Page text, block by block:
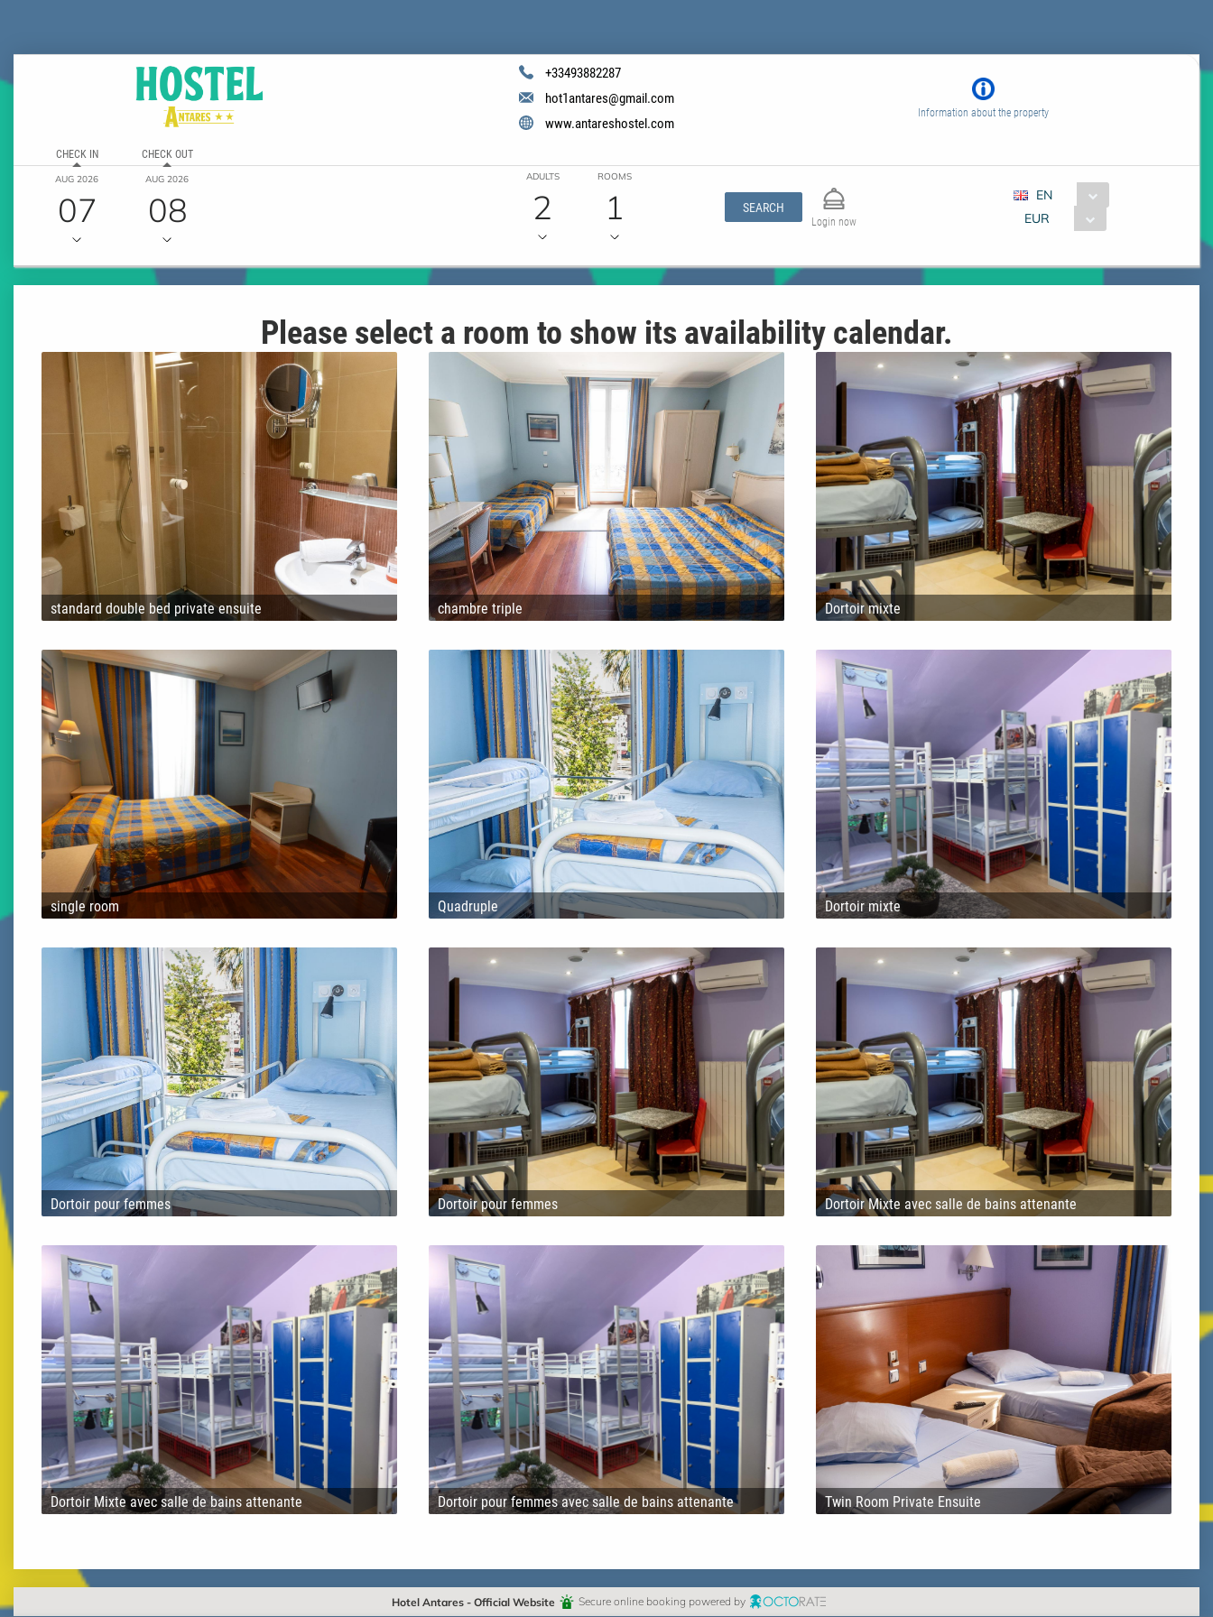
+33493882287
hot1antares@gmail.com
www.antareshostel.com
Information about the property
CHECK IN
AUG 2026
07
CHECK OUT
AUG 2026
08
ADULTS
2
ROOMS
1 SEARCH
Login now
EN
EUR
Please select a room to show its availability calendar.
standard double bed private ensuite chambre triple Dortoir mixte
single room Quadruple Dortoir mixte
Dortoir pour femmes Dortoir pour femmes Dortoir Mixte avec salle de bains attenante
Dortoir Mixte avec salle de bains attenante Dortoir pour femmes avec salle de bains attenante Twin Room Private Ensuite
Hotel Antares - Official Website Secure online booking powered by